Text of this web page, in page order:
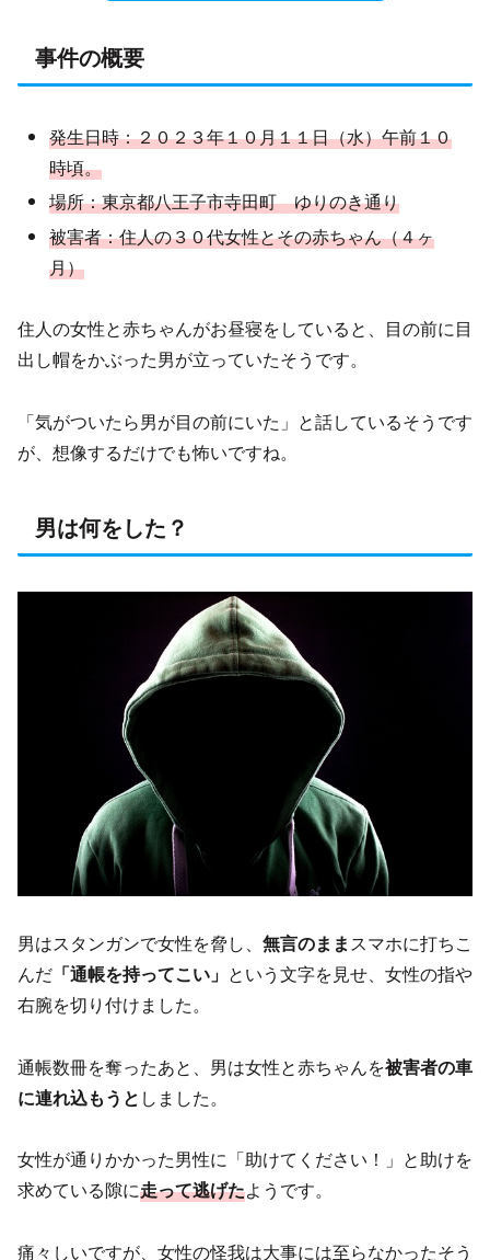
事件の概要
発生日時：２０２３年１０月１１日（水）午前１０
時頃。
場所：東京都八王子市寺田町 ゆりのき通り
被害者：住人の３０代女性とその赤ちゃん（４ヶ
月）
住人の女性と赤ちゃんがお昼寝をしていると、目の前に目
出し帽をかぶった男が立っていたそうです。
「気がついたら男が目の前にいた」と話しているそうです
が、想像するだけでも怖いですね。
男は何をした？
男はスタンガンで女性を脅し、 無言のままスマホに打ちこ
んだ 「通帳を持ってこい」 という文字を見せ、女性の指や
右腕を切り付けました。
通帳数冊を奪ったあと、男は女性と赤ちゃんを被害者の車
に連れ込もうと しました。
女性が通りかかった男性に「助けてください！」と助けを
求めている隙に走って逃げたようです。
痛々しいですが、女性の怪我は大事には至らなかったそう